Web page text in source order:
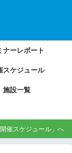
ナーレポート
スケジュール
施設一覧
催スケジュール」へ